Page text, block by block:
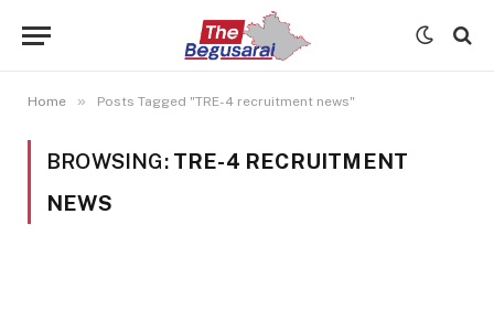
Home » Posts Tagged "TRE-4 recruitment news"
BROWSING: TRE-4 RECRUITMENT
NEWS